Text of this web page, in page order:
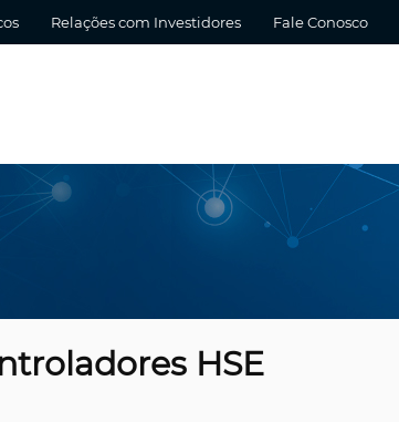
Relações com Investidores Fale Conosco
HSE